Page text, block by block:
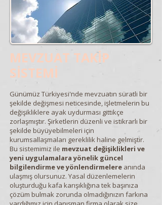
MEVZUAT TAKİP
SİSTEMİ
Günümüz Türkiyesi'nde mevzuatın süratli bir
şekilde değişmesi neticesinde, işletmelerin bu
değişikliklere ayak uydurması gittikçe
zorlaşmıştır. Şirketlerin düzenli ve istikrarlı bir
şekilde büyüyebilmeleri için
kurumsallaşmaları gereklilik haline gelmiştir.
Bu sistemimiz ile mevzuat değişiklikleri ve
yeni uygulamalara yönelik güncel
bilgilendirme ve yönlendirmelere anında
ulaşmış olursunuz. Yasal düzenlemelerin
oluşturduğu kafa karışıklığına tek başınıza
çözüm bulmak zorunda olmadığınızın farkına